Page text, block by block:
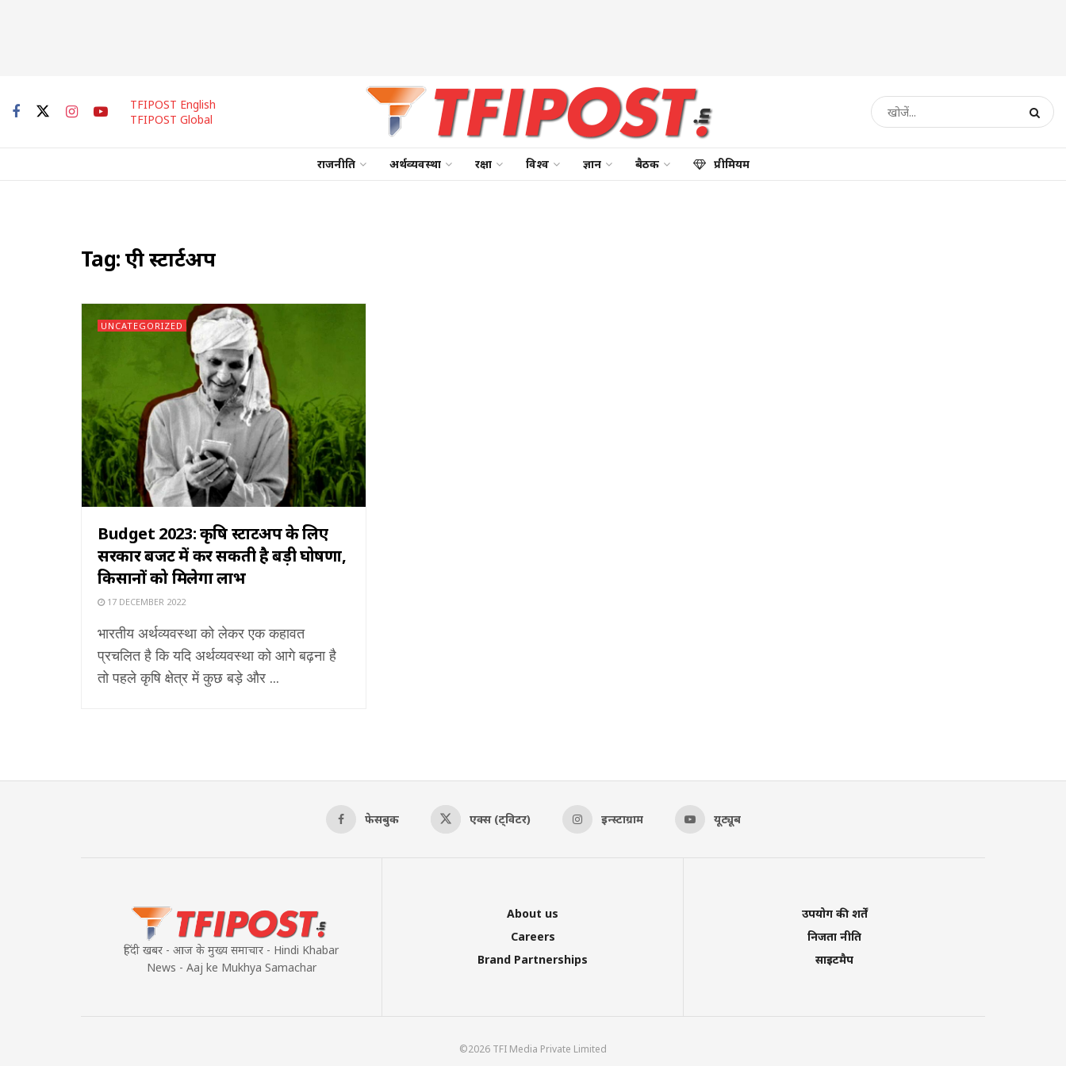
TFIPOST English
TFIPOST Global
राजनीति अर्थव्यवस्था रक्षा विश्व ज्ञान बैठक प्रीमियम
Tag:एग्री स्टार्टअप
UNCATEGORIZED
Budget 2023: कृषि स्टार्टअप के लिए
सरकार बजट में कर सकती है बड़ी घोषणा,
किसानों को मिलेगा लाभ
17 DECEMBER 2022
भारतीय अर्थव्यवस्था को लेकर एक कहावत
प्रचलित है कि यदि अर्थव्यवस्था को आगे बढ़ना है
तो पहले कृषि क्षेत्र में कुछ बड़े और ...
फेसबुक एक्स (ट्विटर) इन्स्टाग्राम यूट्यूब
हिंदी खबर - आज के मुख्य समाचार - Hindi Khabar
News - Aaj ke Mukhya Samachar
About us
Careers
Brand Partnerships
उपयोग की शर्तें
निजता नीति
साइटमैप
©2026 TFI Media Private Limited